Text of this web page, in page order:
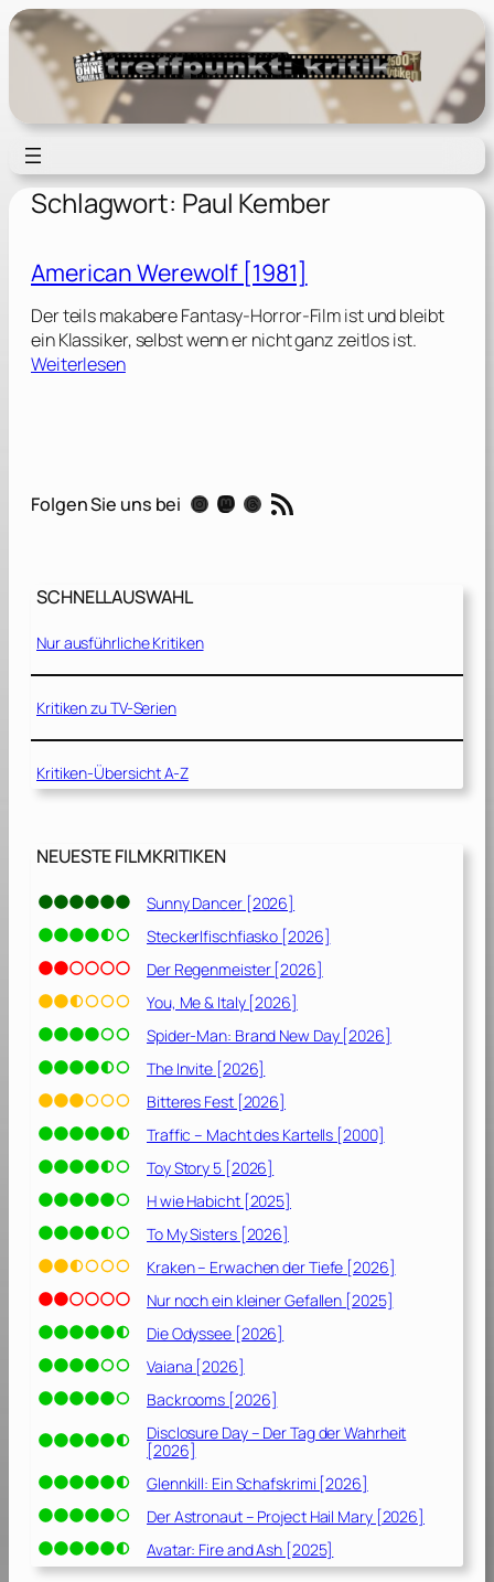
Zum
Inhalt
springen
Schlagwort: Paul Kember
American Werewolf [1981]
Der teils makabere Fantasy-Horror-Film ist und bleibt
ein Klassiker, selbst wenn er nicht ganz zeitlos ist.
Weiterlesen:
c
e
e
w
o
[
1
8
]
Folgen Sie uns bei Instagram Mastodon Threads RSS-Feed
SCHNELLAUSWAHL
Nur ausführliche Kritiken
Kritiken zu TV-Serien
Kritiken-Übersicht A-Z
NEUESTE FILMKRITIKEN
Sunny Dancer [2026]
Steckerlfischfiasko [2026]
Der Regenmeister [2026]
You, Me & Italy [2026]
Spider-Man: Brand New Day [2026]
The Invite [2026]
Bitteres Fest [2026]
Traffic – Macht des Kartells [2000]
Toy Story 5 [2026]
H wie Habicht [2025]
To My Sisters [2026]
Kraken – Erwachen der Tiefe [2026]
Nur noch ein kleiner Gefallen [2025]
Die Odyssee [2026]
Vaiana [2026]
Backrooms [2026]
Disclosure Day – Der Tag der Wahrheit
[2026]
Glennkill: Ein Schafskrimi [2026]
Der Astronaut – Project Hail Mary [2026]
Avatar: Fire and Ash [2025]